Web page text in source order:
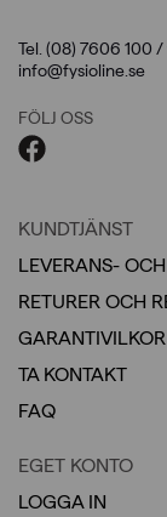
Tel. (08) 7606 100 /
info@fysioline.se
FÖLJ OSS
KUNDTJÄNST
LEVERANS-
RETURER OCH
GARANTIVILKOR
TA KONTAKT
FAQ
EGET KONTO
LOGGA IN